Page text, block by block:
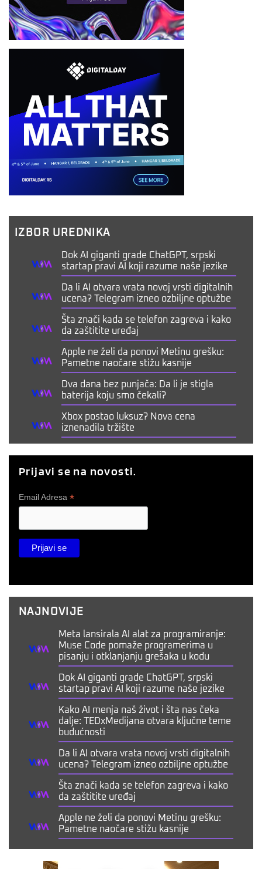
IZBOR UREDNIKA
Dok AI giganti grade ChatGPT, srpski
startap pravi AI koji razume naše jezike
Da li AI otvara vrata novoj vrsti digitalnih
ucena? Telegram izneo ozbiljne optužbe
Šta znači kada se telefon zagreva i kako
da zaštitite uređaj
Apple ne želi da ponovi Metinu grešku:
Pametne naočare stižu kasnije
Dva dana bez punjača: Da li je stigla
baterija koju smo čekali?
Xbox postao luksuz? Nova cena
iznenadila tržište
Prijavi se na novosti.
Email Adresa *
NAJNOVIJE
Meta lansirala AI alat za programiranje:
Muse Code pomaže programerima u
pisanju i otklanjanju grešaka u kodu
Dok AI giganti grade ChatGPT, srpski
startap pravi AI koji razume naše jezike
Kako AI menja naš život i šta nas čeka
dalje: TEDxMedijana otvara ključne teme
budućnosti
Da li AI otvara vrata novoj vrsti digitalnih
ucena? Telegram izneo ozbiljne optužbe
Šta znači kada se telefon zagreva i kako
da zaštitite uređaj
Apple ne želi da ponovi Metinu grešku:
Pametne naočare stižu kasnije